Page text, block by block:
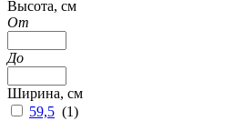
Высота, см
От
До
Ширина, см
59,5 (1)